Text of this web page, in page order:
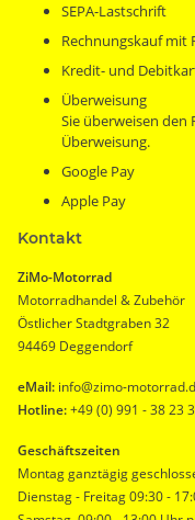
SEPA-Lastschrift
Rechnungskauf mit
Kredit- und
Überweisung
Sie überweisen den
Überweisung.
Google Pay
Apple Pay
Kontakt
ZiMo-Motorrad
Motorradhandel & Zubehör
Östlicher Stadtgraben 32
94469 Deggendorf
eMail: info@zimo-
Hotline:+49 (0) 991 - 38 23
Geschäftszeiten
Montag ganztägig
Dienstag - Freitag 09:30 -